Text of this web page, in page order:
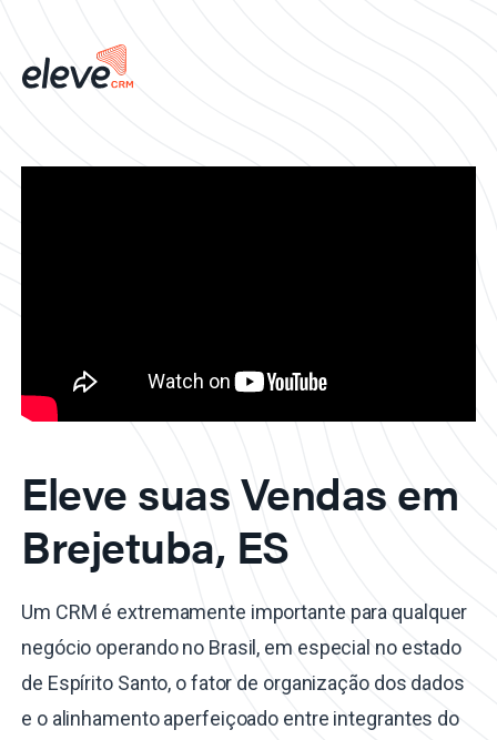
Eleve suas Vendas em
Brejetuba, ES
Um CRM é extremamente importante para qualquer
negócio operando no Brasil, em especial no estado
de Espírito Santo, o fator de organização dos dados
e o alinhamento aperfeiçoado entre integrantes do